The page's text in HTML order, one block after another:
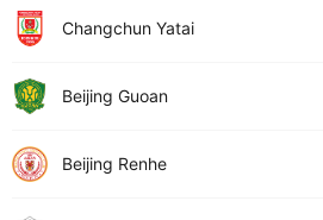
Changchun Yatai
Beijing Guoan
Beijing Renhe